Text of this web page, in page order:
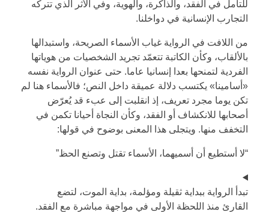
للتأمل في الفقد، والذاكرة، والهوية، وفي الأثر الذي تتركه
التجارب الإنسانية في دواخلنا.
من اللافت في الرواية غياب الأسماء الصريحة، واستبدالها
بالألقاب، وكأن الكاتبة تتعمّد تجريد الشخصيات من هوياتها
الفردية لتمنحها بعدا إنسانيا عاما. حتى عنوان الرواية نفسه
«أسامينا» يكتسب دلالة عميقة داخل النص؛ فالأسماء هنا لم
تكن يوما مجرد تعريف، إذ انقلبت إلى عبء قد يُعرّض
أصحابها للانكشاف أو الفقد، وكأن النجاة أحيانا تكمن في
التخفف منها. ويتجلى هذا المعنى بوضوح في قولها:
“لا أستطيع أن أسميهما، الأسماء تقتل وتصنع الحظ”
تبدأ الرواية ببداية ثقيلة ومؤلمة، بداية الموت، لتضع
القارئ منذ اللحظة الأولى في مواجهة مباشرة مع الفقد.